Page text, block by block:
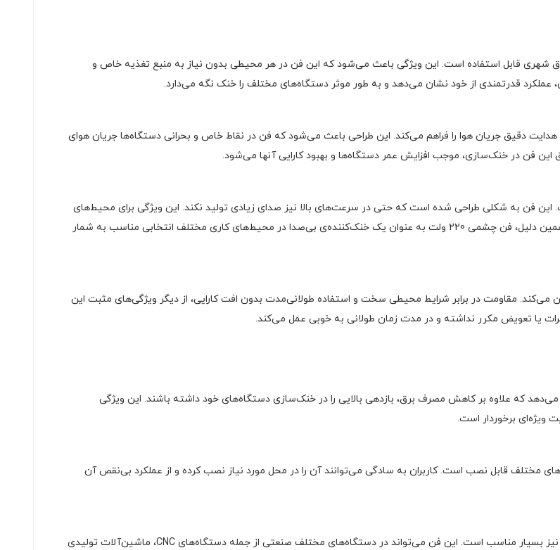
است که به راحتی با برق شهری قابل استفاده است. این ویژگی باعث می‌شود که این فن در هر محیطی بدون نیاز به منبع تغذیه خاص و
قدرتمندی از خود نشان می‌دهد و به طور موثر دستگاه‌های مختلف را خنک نگه می‌دارد.
دقیق جریان هوا را فراهم می‌کند. این طراحی باعث می‌شود که فن در نقاط خاص و بحرانی دستگاه‌ها جریان هوای
فن در خنک‌سازی، موجب افزایش عمر دستگاه‌ها و بهبود کارایی آنها می‌شود.
تولید صدای کم حین کار است. این فن به شکلی طراحی شده است که حتی در سرعت‌های بالا نیز صدای زیادی تولید نکند. این ویژگی برای محیط‌های
حساس به نویز مانند اتاق‌های سرور، مراکز داده و دفاتر اداری ایده‌آل است. به همین دلیل، فن چشمی 220 ولت به عنوان یک خنک‌کننده‌ی بی‌صدا در محیط‌های کاری مختلف انتخابی مناسب به شمار
مقاومت در برابر شرایط محیطی سخت و استفاده طولانی‌مدت بدون افت کارایی، از دیگر ویژگی‌های مثبت این
را می‌دهد که علاوه بر کاهش مصرف برق، بازدهی بالایی را در خنک‌سازی دستگاه‌های خود داشته باشند. این ویژگی
ویژه‌ای برخوردار است.
مختلف قابل نصب است. کاربران به سادگی می‌توانند آن را در محل مورد نیاز نصب کرده و از عملکرد بی‌نقص آن
نیز بسیار مناسب است. این فن می‌تواند در دستگاه‌های مختلف صنعتی از جمله دستگاه‌های CNC، ماشین‌آلات تولیدی